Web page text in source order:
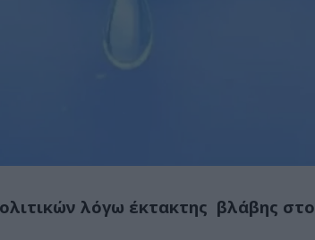
λόγω έκτακτης βλάβης στο